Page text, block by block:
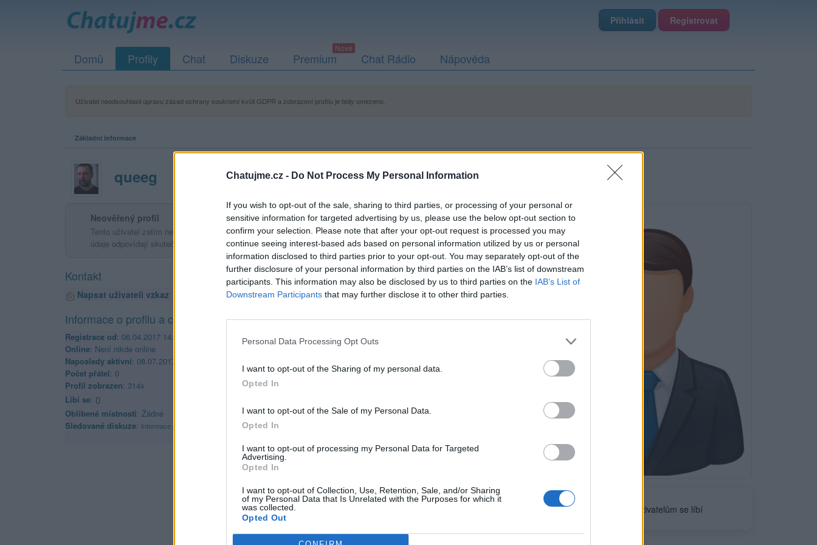
Chatujme.cz - Do Not Process My Personal Information
If you wish to opt-out of the sale, sharing to third parties, or processing of your personal or
sensitive information for targeted advertising by us, please use the below opt-out section to
confirm your selection. Please note that after your opt-out request is processed you may
continue seeing interest-based ads based on personal information utilized by us or personal
information disclosed to third parties prior to your opt-out. You may separately opt-out of the
further disclosure of your personal information by third parties on the IAB’s list of downstream
participants. This information may also be disclosed by us to third parties on the IAB’s List of
Downstream Participants that may further disclose it to other third parties.
Personal Data Processing Opt Outs
I want to opt-out of the Sharing of my personal data.
Opted In
I want to opt-out of the Sale of my Personal Data.
Opted In
I want to opt-out of processing my Personal Data for Targeted
Advertising.
Opted In
I want to opt-out of Collection, Use, Retention, Sale, and/or Sharing
of my Personal Data that Is Unrelated with the Purposes for which it
was collected.
Opted Out
Přihlásit Registrovat
Domů Profily Chat Diskuze Premium Chat Rádio Nápověda
Uživatel neodsouhlasil úpravu zásad ochrany soukromí kvůli GDPR a zobrazení profilu je tedy omezeno.
Základní informace
queeg
Neověřeno
uživatelům se líbí
Neověřený profil
Tento uživatel zatím neprokázal svou identitu ověřovací fotografií. U neověřených profilů nelze zaručit, že fotografie a
údaje odpovídají skutečné osobě.
Kontakt
Napsat uživateli vzkaz
Informace o profilu a chatu
Registrace od: 06.04.2017 14:02
Online: Není nikde online
Naposledy aktivní: 08.07.2017 16:34
Počet přátel: 0
Profil zobrazen: 314x
Líbí se: 0
Oblibené místnosti: Žádné
Sledované diskuze: Informace pro uživatele